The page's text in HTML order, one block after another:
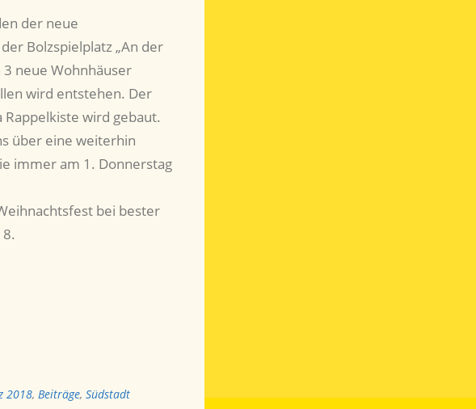
der neue
Bolzspielplatz „An der
neue Wohnhäuser
wird entstehen. Der
Rappelkiste wird gebaut.
über eine weiterhin
immer am 1. Donnerstag
bei bester
2018, Beiträge, Südstadt